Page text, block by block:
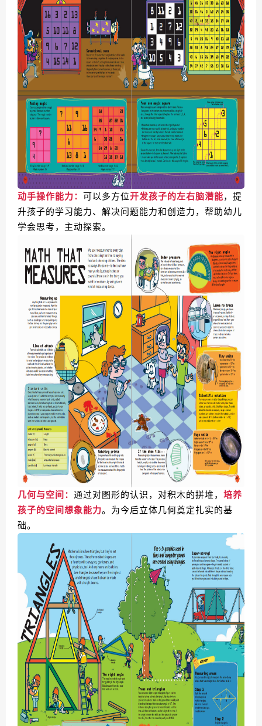
动手操作能力： 可以多方位开发孩子的左右脑潜能，提
升孩子的学习能力、解决问题能力和创造力，帮助幼儿
学会思考，主动探索。
几何与空间： 通过对图形的认识，对积木的拼堆， 培养
孩子的空间想象能力。为今后立体几何奠定扎实的基
础。